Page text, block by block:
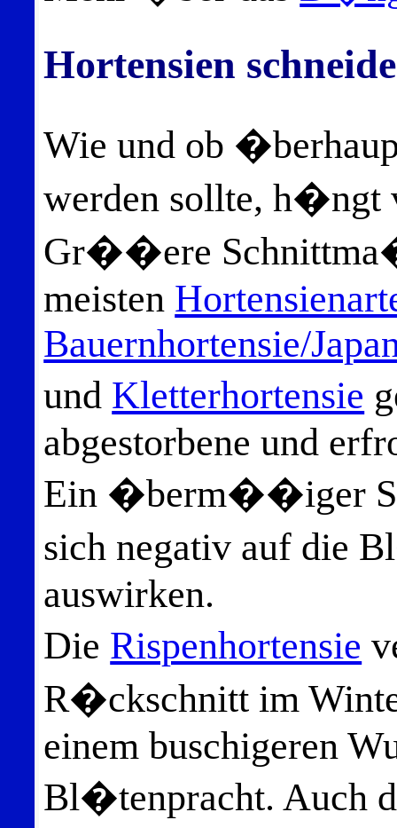
Hortensien
Wie und ob
werden sollte, h�ngt
Gr��ere
meisten
Bauernhortensie/
und Kletterhortensie
abgestorbene und
Ein �berm��iger
sich negativ auf die
auswirken.
Die Rispenhortensie
R�ckschnitt im
einem buschigeren
Bl�tenpracht. Auch